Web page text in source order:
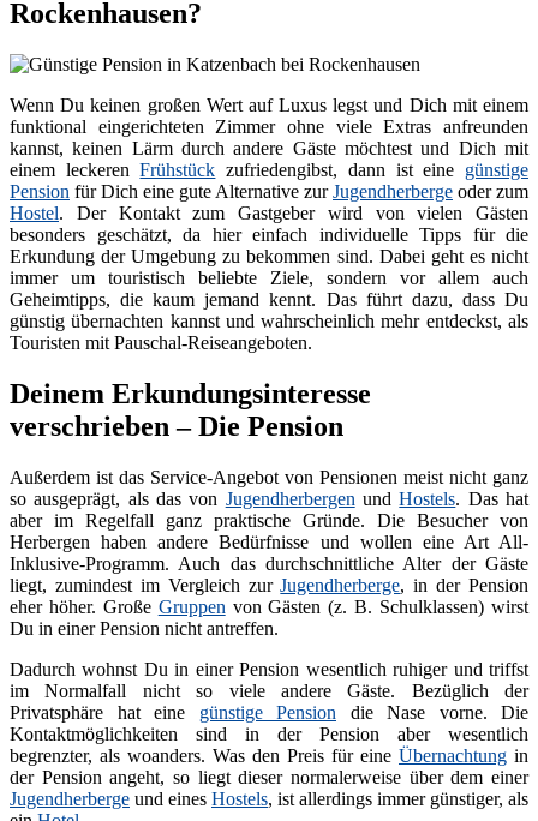
Rockenhausen?
Wenn Du keinen großen Wert auf Luxus legst und Dich mit einem
funktional eingerichteten Zimmer ohne viele Extras anfreunden
kannst, keinen Lärm durch andere Gäste möchtest und Dich mit
einem leckerenFrühstück zufriedengibst, dann ist eine günstige
Pension für Dich eine gute Alternative zurJugendherberge oder zum
Hostel. Der Kontakt zum Gastgeber wird von vielen Gästen
besonders geschätzt, da hier einfach individuelle Tipps für die
Erkundung der Umgebung zu bekommen sind. Dabei geht es nicht
immer um touristisch beliebte Ziele, sondern vor allem auch
Geheimtipps, die kaum jemand kennt. Das führt dazu, dass Du
günstig übernachten kannst und wahrscheinlich mehr entdeckst, als
Touristen mit Pauschal-Reiseangeboten.
Deinem Erkundungsinteresse
verschrieben – Die Pension
Außerdem ist das Service-Angebot von Pensionen meist nicht ganz
so ausgeprägt, als das von Jugendherbergen undHostels. Das hat
aber im Regelfall ganz praktische Gründe. Die Besucher von
Herbergen haben andere Bedürfnisse und wollen eine Art All-
Inklusive-Programm. Auch das durchschnittliche Alter der Gäste
liegt, zumindest im Vergleich zurJugendherberge, in der Pension
eher höher. Große Gruppen von Gästen (z. B. Schulklassen) wirst
Du in einer Pension nicht antreffen.
Dadurch wohnst Du in einer Pension wesentlich ruhiger und triffst
im Normalfall nicht so viele andere Gäste. Bezüglich der
Privatsphäre hat eine günstige Pension die Nase vorne. Die
Kontaktmöglichkeiten sind in der Pension aber wesentlich
begrenzter, als woanders. Was den Preis für eine Übernachtung in
der Pension angeht, so liegt dieser normalerweise über dem einer
Jugendherberge und eines Hostels, ist allerdings immer günstiger, als